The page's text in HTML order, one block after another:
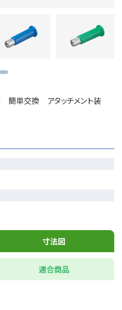
簡単交換 アタッチメント装
寸法図
適合商品